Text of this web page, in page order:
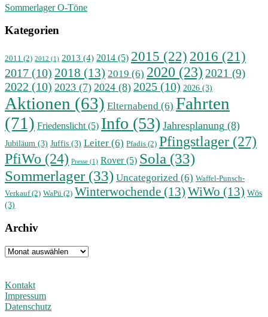
Sommerlager O-Töne
Kategorien
2011 (2) 2012 (1) 2013 (4) 2014 (5) 2015 (22) 2016 (21)
2017 (10) 2018 (13) 2019 (6) 2020 (23) 2021 (9)
2022 (10) 2023 (7) 2024 (8) 2025 (10) 2026 (3)
Aktionen (63) Elternabend (6) Fahrten
(71) Friedenslicht(5) Info (53) Jahresplanung (8)
Jubiläum (3) Juffis (3) Leiter (6) Pfadis (2) Pfingstlager (27)
PfiWo (24) Presse (1) Rover(5) Sola (33)
Sommerlager(33) Uncategorized (6) Waffel-Punsch-
Verkauf(2) WaPü (2) Winterwochende (13) WiWo (13) Wös
(3)
Archiv
Archiv
Kontakt
Impressum
Datenschutz